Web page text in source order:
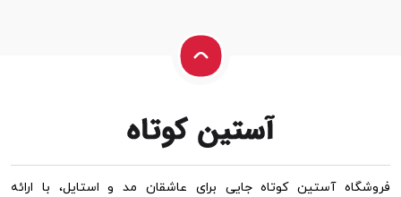
فروشگاه آستین کوتاه جایی برای عاشقان مد و استایل، با ارائه